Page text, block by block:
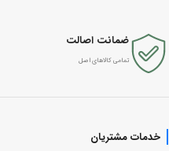
ضمانت اصالت
تمامی کالاهای اصل
خدمات مشتریان